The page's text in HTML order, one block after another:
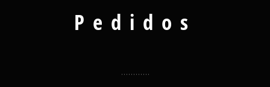
Pedidos